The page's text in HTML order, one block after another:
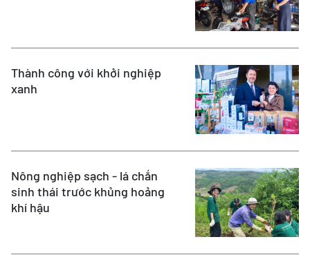
Thành công với khởi nghiệp
xanh
Nông nghiệp sạch - lá chắn
sinh thái trước khủng hoảng
khí hậu